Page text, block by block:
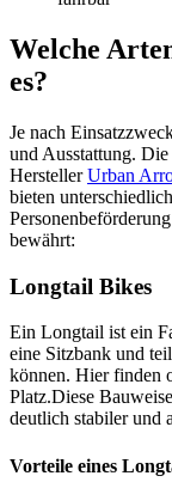
Welche
es?
Je nach
und Ausstattung.
HerstellerUrban
bieten
bewährt:
Longtail Bikes
Ein Longtail ist ein
eine Sitzbank und
können. Hier finden
Platz.Diese
deutlich stabiler und
Vorteile eines